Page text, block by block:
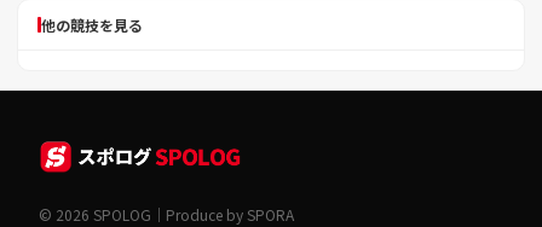
他の競技を見る
© 2026 SPOLOG｜Produce by SPORA